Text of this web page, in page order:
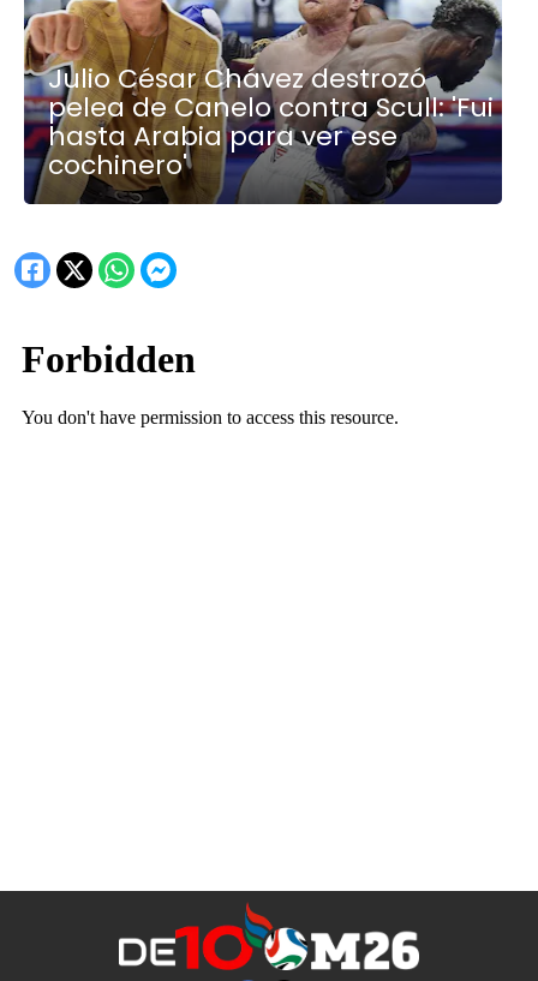
Julio César Chávez destrozó
pelea de Canelo contra Scull: 'Fui
hasta Arabia para ver ese
cochinero'